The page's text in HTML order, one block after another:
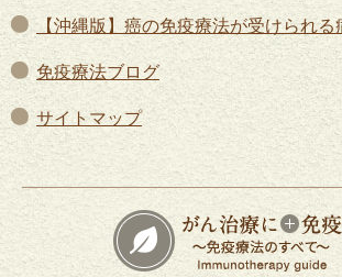
【沖縄版】癌の免疫療法が受けられる
免疫療法ブログ
サイトマップ